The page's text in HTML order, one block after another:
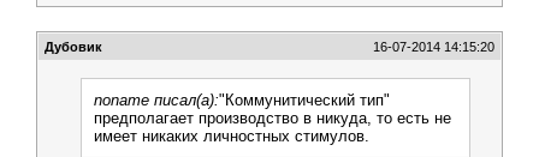
Дубовик 16-07-2014 14:15:20
noname писал(а):"Коммунитический тип"
предполагает производство в никуда, то есть не
имеет никаких личностных стимулов.